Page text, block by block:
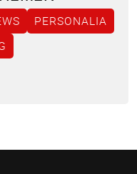
PERSONALIA